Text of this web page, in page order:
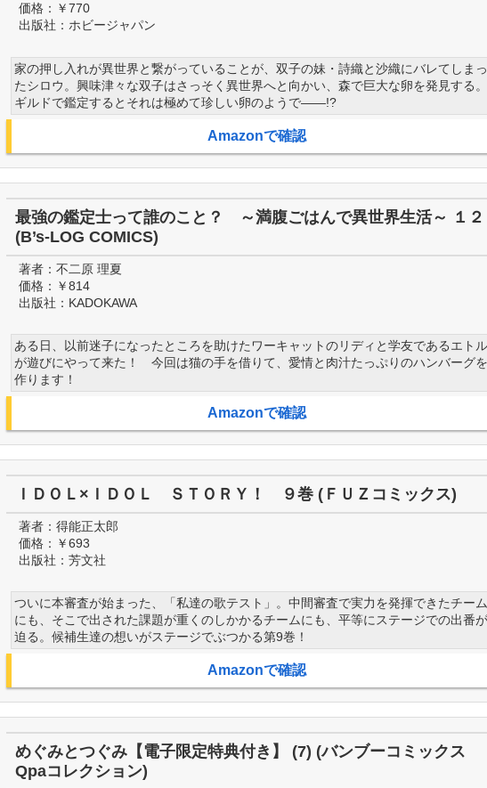
価格： ￥770
出版社： ホビージャパン
家の押し入れが異世界と繋がっていることが、双子の妹・詩織と沙織にバレてしまっ
たシロウ。興味津々な双子はさっそく異世界へと向かい、森で巨大な卵を発見する。
ギルドで鑑定するとそれは極めて珍しい卵のようで――!?
Amazonで確認
最強の鑑定士って誰のこと？ ～満腹ごはんで異世界生活～ １２
(B’s-LOG COMICS)
著者： 不二原 理夏
価格： ￥814
出版社： KADOKAWA
ある日、以前迷子になったところを助けたワーキャットのリディと学友であるエトル
が遊びにやって来た！ 今回は猫の手を借りて、愛情と肉汁たっぷりのハンバーグを
作ります！
Amazonで確認
ＩＤＯＬ×ＩＤＯＬ ＳＴＯＲＹ！ ９巻 (ＦＵＺコミックス)
著者： 得能正太郎
価格： ￥693
出版社： 芳文社
ついに本審査が始まった、「私達の歌テスト」。中間審査で実力を発揮できたチーム
にも、そこで出された課題が重くのしかかるチームにも、平等にステージでの出番が
迫る。候補生達の想いがステージでぶつかる第9巻！
Amazonで確認
めぐみとつぐみ【電子限定特典付き】 (7) (バンブーコミックス
Qpaコレクション)